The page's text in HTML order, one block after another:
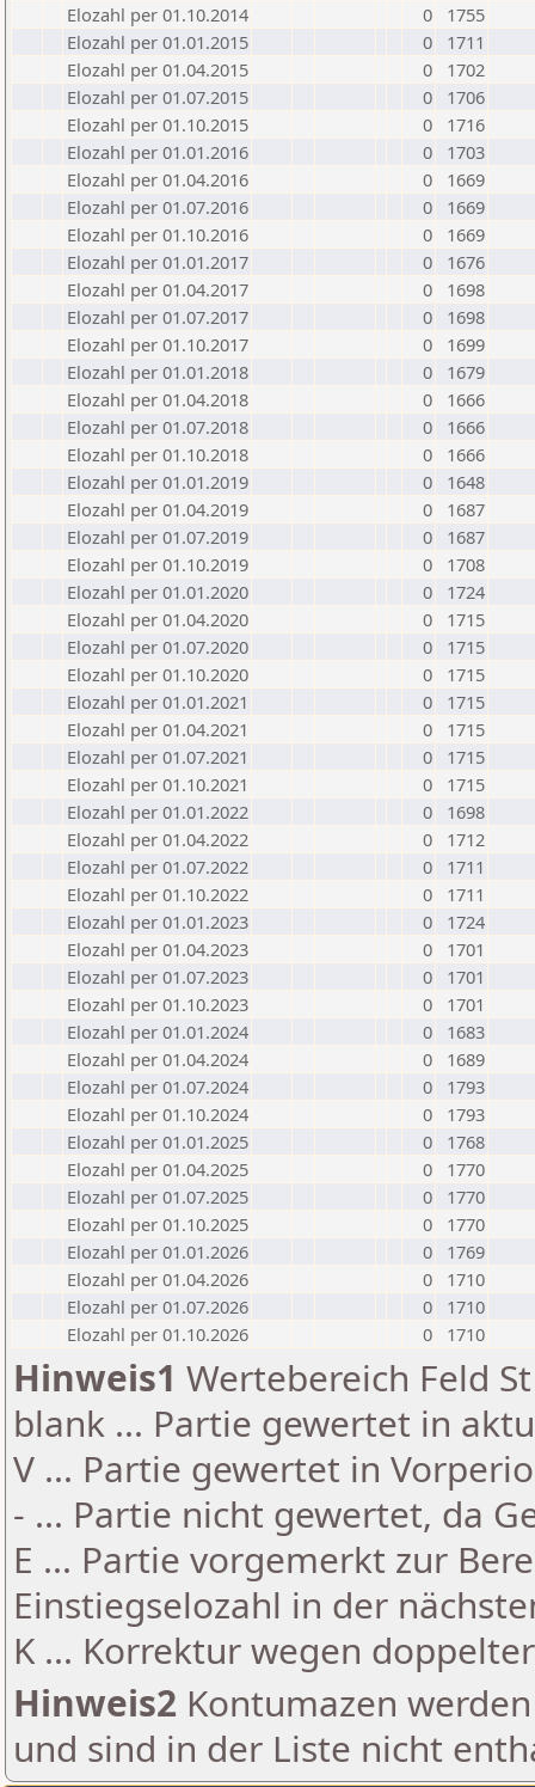
Elozahl per 01.10.2014
0
1755
Elozahl per 01.01.2015
0
1711
Elozahl per 01.04.2015
0
1702
Elozahl per 01.07.2015
0
1706
Elozahl per 01.10.2015
0
1716
Elozahl per 01.01.2016
0
1703
Elozahl per 01.04.2016
0
1669
Elozahl per 01.07.2016
0
1669
Elozahl per 01.10.2016
0
1669
Elozahl per 01.01.2017
0
1676
Elozahl per 01.04.2017
0
1698
Elozahl per 01.07.2017
0
1698
Elozahl per 01.10.2017
0
1699
Elozahl per 01.01.2018
0
1679
Elozahl per 01.04.2018
0
1666
Elozahl per 01.07.2018
0
1666
Elozahl per 01.10.2018
0
1666
Elozahl per 01.01.2019
0
1648
Elozahl per 01.04.2019
0
1687
Elozahl per 01.07.2019
0
1687
Elozahl per 01.10.2019
0
1708
Elozahl per 01.01.2020
0
1724
Elozahl per 01.04.2020
0
1715
Elozahl per 01.07.2020
0
1715
Elozahl per 01.10.2020
0
1715
Elozahl per 01.01.2021
0
1715
Elozahl per 01.04.2021
0
1715
Elozahl per 01.07.2021
0
1715
Elozahl per 01.10.2021
0
1715
Elozahl per 01.01.2022
0
1698
Elozahl per 01.04.2022
0
1712
Elozahl per 01.07.2022
0
1711
Elozahl per 01.10.2022
0
1711
Elozahl per 01.01.2023
0
1724
Elozahl per 01.04.2023
0
1701
Elozahl per 01.07.2023
0
1701
Elozahl per 01.10.2023
0
1701
Elozahl per 01.01.2024
0
1683
Elozahl per 01.04.2024
0
1689
Elozahl per 01.07.2024
0
1793
Elozahl per 01.10.2024
0
1793
Elozahl per 01.01.2025
0
1768
Elozahl per 01.04.2025
0
1770
Elozahl per 01.07.2025
0
1770
Elozahl per 01.10.2025
0
1770
Elozahl per 01.01.2026
0
1769
Elozahl per 01.04.2026
0
1710
Elozahl per 01.07.2026
0
1710
Elozahl per 01.10.2026
0 1710
Hinweis1 Wertebereich Feld
blank ... Partie gewertet in
V ... Partie gewertet in
- ... Partie nicht gewertet, da
E ... Partie vorgemerkt zur
Einstiegselozahl in der
K ... Korrektur wegen
Hinweis2 Kontumazen
und sind in der Liste nicht